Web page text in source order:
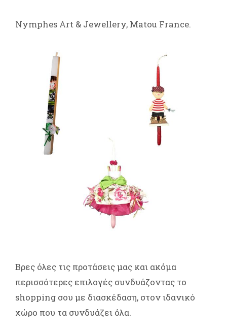
Nymphes Art & Jewellery, Matou France.
Βρες όλες τις προτάσεις μας και ακόμα
περισσότερες επιλογές συνδυάζοντας το
shopping σου με διασκέδαση, στον ιδανικό
χώρο που τα συνδυάζει όλα.